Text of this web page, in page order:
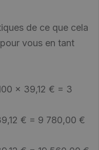
de ce que cela
vous en tant
× 39,12 € = 3
€ = 9 780,00 €